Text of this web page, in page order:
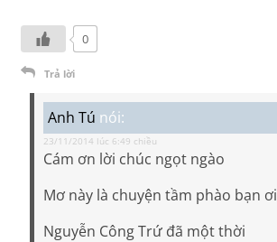
0
Trả lời
Anh Tú nói:
23/11/2014 lúc 6:49 chiều
Cám ơn lời chúc ngọt ngào
Mơ này là chuyện tầm phào bạn ơi
Nguyễn Công Trứ đã một thời